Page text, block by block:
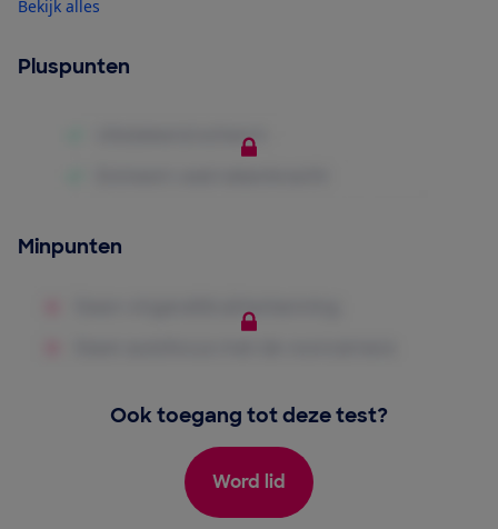
Bekijk alles
Pluspunten
Minpunten
Ook toegang tot deze test?
Word lid